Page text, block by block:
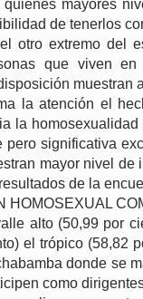
quienes mayores
de tenerlos
otro extremo del
que viven
muestran
la atención el
la
pero significativa
mayor nivel de
de la
HOMOSEXUAL
alto (50,99 por
el trópico (58,82
donde se
como